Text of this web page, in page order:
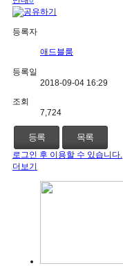
등록자
애드블룸
등록일
2018-09-04 16:29
조회
7,724
등록 목록
로그인 후 이용할 수 있습니다.
더보기